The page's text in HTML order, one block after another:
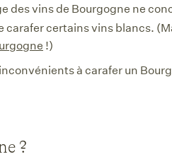
des vins de Bourgogne ne
carafer certains vins blancs.
!)
à carafer un
?